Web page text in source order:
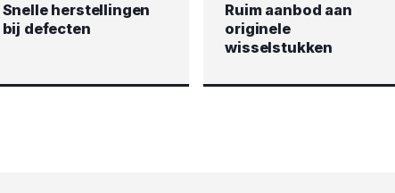
Snelle herstellingen
bij defecten
Ruim aanbod aan
originele
wisselstukken